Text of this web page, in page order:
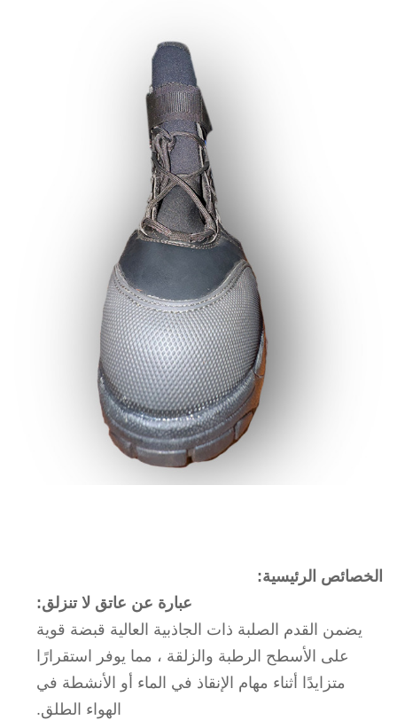
الخصائص الرئيسية:
عبارة عن عاتق لا تنزلق:
يضمن القدم الصلبة ذات الجاذبية العالية قبضة قوية
على الأسطح الرطبة والزلقة ، مما يوفر استقرارًا
متزايدًا أثناء مهام الإنقاذ في الماء أو الأنشطة في
الهواء الطلق.